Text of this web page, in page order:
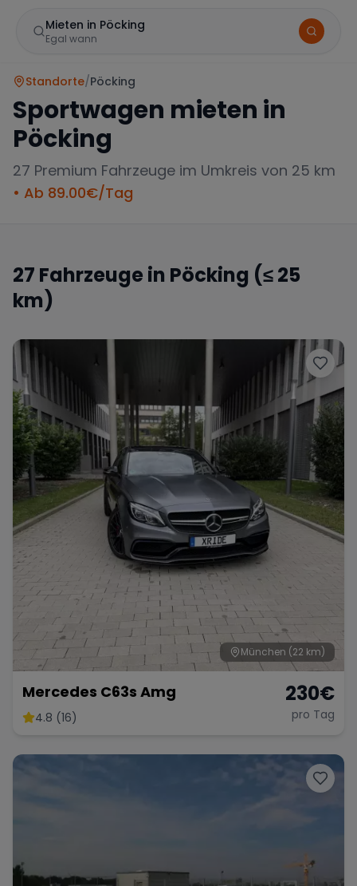
Mieten in Pöcking
Egal wann
Ferrari
McLaren Ford Jaguar
Chevrolet Dodge
Bentley Rolls Royce Aston Martin
Bugatti Lotus Maserati
Wann
Zeitraum wählen
Standorte/Pöcking
Sportwagen mieten in
Pöcking
27 Premium Fahrzeuge im Umkreis von 25 km
• Ab 89.00€/Tag
27 Fahrzeuge in Pöcking (≤ 25
km)
München (22 km)
Mercedes C63s Amg
4.8 (16)
230€
pro Tag